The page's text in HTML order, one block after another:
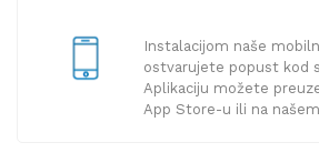
Instalacijom naše
ostvarujete popust kod
Aplikaciju možete
App Store-u ili na